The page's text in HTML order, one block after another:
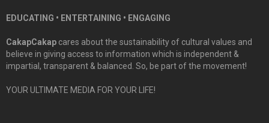
EDUCATING • ENTERTAINING • ENGAGING
CakapCakap cares about the sustainability of cultural values and
believe in giving access to information which is independent &
impartial, transparent & balanced. So, be part of the movement!
YOUR ULTIMATE MEDIA FOR YOUR LIFE!